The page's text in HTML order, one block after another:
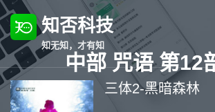
知否科技
知无知，才有知
中部 咒语 第12
三体2-黑暗森林